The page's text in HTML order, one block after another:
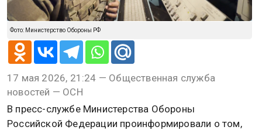
Фото: Министерство Обороны РФ
17 мая 2026, 21:24 — Общественная служба
новостей — ОСН
В пресс-службе Министерства Обороны
Российской Федерации проинформировали о том,